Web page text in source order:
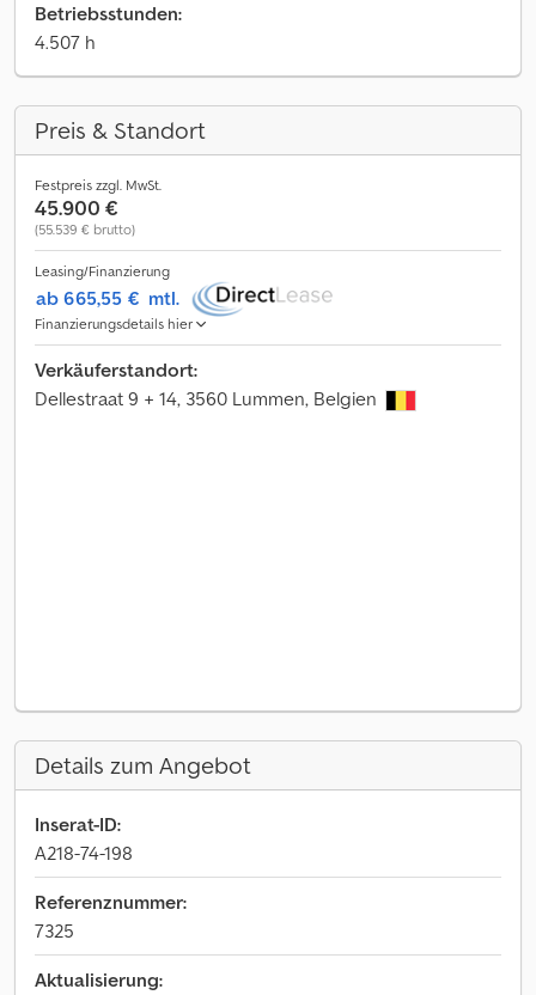
Betriebsstunden:
4.507 h
Preis & Standort
Festpreis zzgl. MwSt.
45.900 €
(55.539 € brutto)
Leasing/Finanzierung
ab 665,55 € mtl.
Finanzierungsdetails hier
Verkäuferstandort:
Dellestraat 9 + 14, 3560 Lummen, Belgien
Details zum Angebot
Inserat-ID:
A218-74-198
Referenznummer:
7325
Aktualisierung: